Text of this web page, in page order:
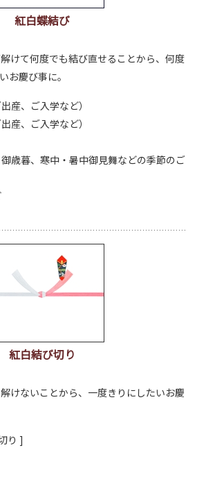
紅白蝶結び
けて何度でも結び直せることから、何度
お慶び事に。
産、ご入学など）
産、ご入学など）
歳暮、寒中・暑中御見舞などの季節のご
紅白結び切り
けないことから、一度きりにしたいお慶
り ]